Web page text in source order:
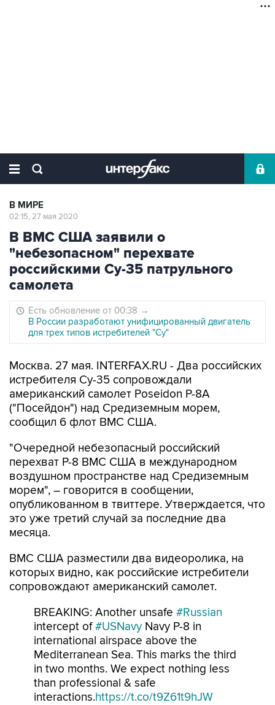
В МИРЕ
02:15, 27 мая 2020
В ВМС США заявили о
"небезопасном" перехвате
российскими Су-35 патрульного
самолета
Есть обновление от 00:38 →
В России разработают унифицированный двигатель
для трех типов истребителей "Су"
Москва. 27 мая. INTERFAX.RU - Два российских
истребителя Су-35 сопровождали
американский самолет Poseidon P-8A
("Посейдон") над Средиземным морем,
сообщил 6 флот ВМС США.
"Очередной небезопасный российский
перехват Р-8 ВМС США в международном
воздушном пространстве над Средиземным
морем", – говорится в сообщении,
опубликованном в твиттере. Утверждается, что
это уже третий случай за последние два
месяца.
ВМС США разместили два видеоролика, на
которых видно, как российские истребители
сопровождают американский самолет.
BREAKING: Another unsafe #Russian
intercept of#USNavy Navy P-8 in
international airspace above the
Mediterranean Sea. This marks the third
in two months. We expect nothing less
than professional & safe
interactions.https://t.co/t9Z61t9hJW